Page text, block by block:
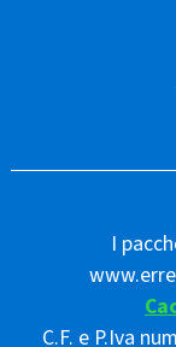
I
C.F. e P.Iva